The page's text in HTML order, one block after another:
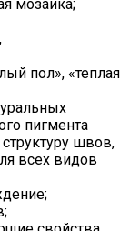
мозаика;
пол», «теплая
пигмента
швов,
всех видов